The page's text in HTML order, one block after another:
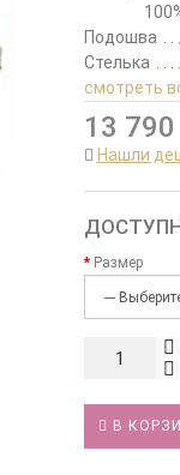
Подошва
Стелька
смотреть
13 790
Нашли
Размер
В